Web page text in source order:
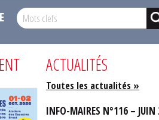
ACTUALITÉS
Toutes les actualités »
INFO-MAIRES N°116 – JUIN